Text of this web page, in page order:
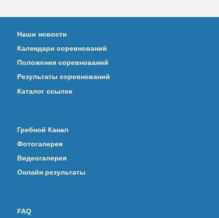
Наши новости
Календари соревнований
Положения соревнований
Результаты соревнований
Каталог ссылок
Гребной Канал
Фотогалерея
Видеогалерея
Онлайн результаты
FAQ